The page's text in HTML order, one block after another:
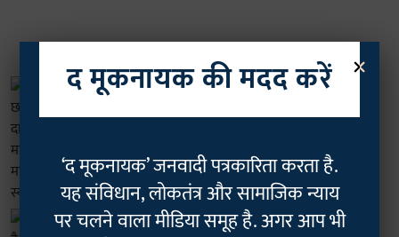
महिला न्यूज़
स्याही, नेहा बोलीं- "दिल्ली में पेलेट गन झेली,
Geetha Sunil Pillai
07 Aug 2026
3min read
गवर्नेंस
×
द मूकनायक की मदद करें
‘द मूकनायक’ जनवादी पत्रकारिता करता है.
यह संविधान, लोकतंत्र और सामाजिक न्याय
पर चलने वाला मीडिया समूह है. अगर आप भी